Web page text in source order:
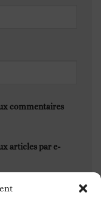
commentaires
articles par e-